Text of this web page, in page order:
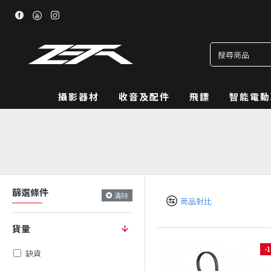
攝影器材 收音及配件 飛鏢 智能電
篩選條件 清除
貨量
缺貨
商品對比
-